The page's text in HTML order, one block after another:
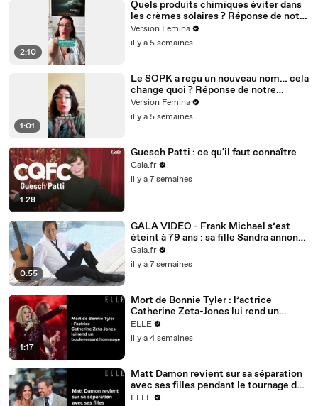
2:10
Quels produits chimiques éviter dans
les crèmes solaires ? Réponse de notre
experte médicale
Version Femina
il y a 5 semaines
1:01
Le SOPK a reçu un nouveau nom… cela
change quoi ? Réponse de notre
experte
Version Femina
il y a 5 semaines
1:28
Guesch Patti : ce qu'il faut connaître
Gala.fr
il y a 7 semaines
0:55
GALA VIDÉO - Frank Michael s’est
éteint à 79 ans : sa fille Sandra annonce
la déchirante nouvelle
Gala.fr
il y a 7 semaines
1:17
Mort de Bonnie Tyler : l’actrice
Catherine Zeta-Jones lui rend un
bouleversant hommage
ELLE
il y a 4 semaines
Matt Damon revient sur sa séparation
avec ses filles pendant le tournage de
« L’Odyssée »
ELLE